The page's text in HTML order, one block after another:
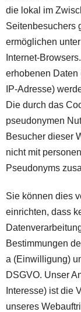
die lokal im
Seitenbesuchers
ermöglichen
Internet-
erhobenen
IP-Adresse)
Die durch das
pseudonymen
Besucher dieser
nicht mit
Pseudonyms
Sie können dies
einrichten, dass
Bestimmungen
a (Einwilligung)
DSGVO. Unser
Interesse) ist die
unseres